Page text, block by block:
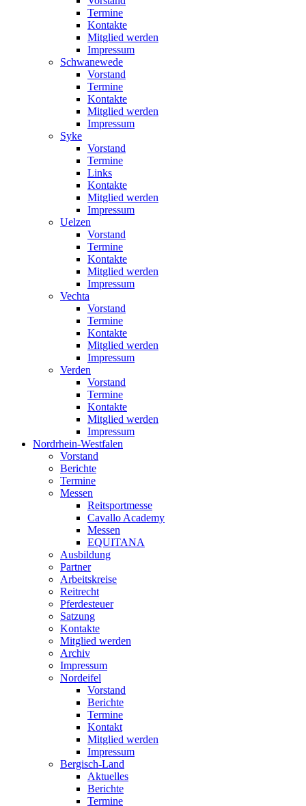
Termine
Kontakte
Mitglied werden
Impressum
Schwanewede
Vorstand
Termine
Kontakte
Mitglied werden
Impressum
Syke
Vorstand
Termine
Links
Kontakte
Mitglied werden
Impressum
Uelzen
Vorstand
Termine
Kontakte
Mitglied werden
Impressum
Vechta
Vorstand
Termine
Kontakte
Mitglied werden
Impressum
Verden
Vorstand
Termine
Kontakte
Mitglied werden
Impressum
Nordrhein-Westfalen
Vorstand
Berichte
Termine
Messen
Reitsportmesse
Cavallo Academy
Messen
EQUITANA
Ausbildung
Partner
Arbeitskreise
Reitrecht
Pferdesteuer
Satzung
Kontakte
Mitglied werden
Archiv
Impressum
Nordeifel
Vorstand
Berichte
Termine
Kontakt
Mitglied werden
Impressum
Bergisch-Land
Aktuelles
Berichte
Termine